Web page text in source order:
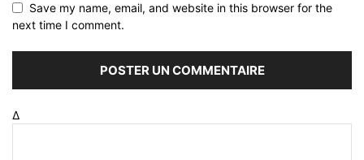
Save my name, email, and website in this browser for the
next time I comment.
Δ